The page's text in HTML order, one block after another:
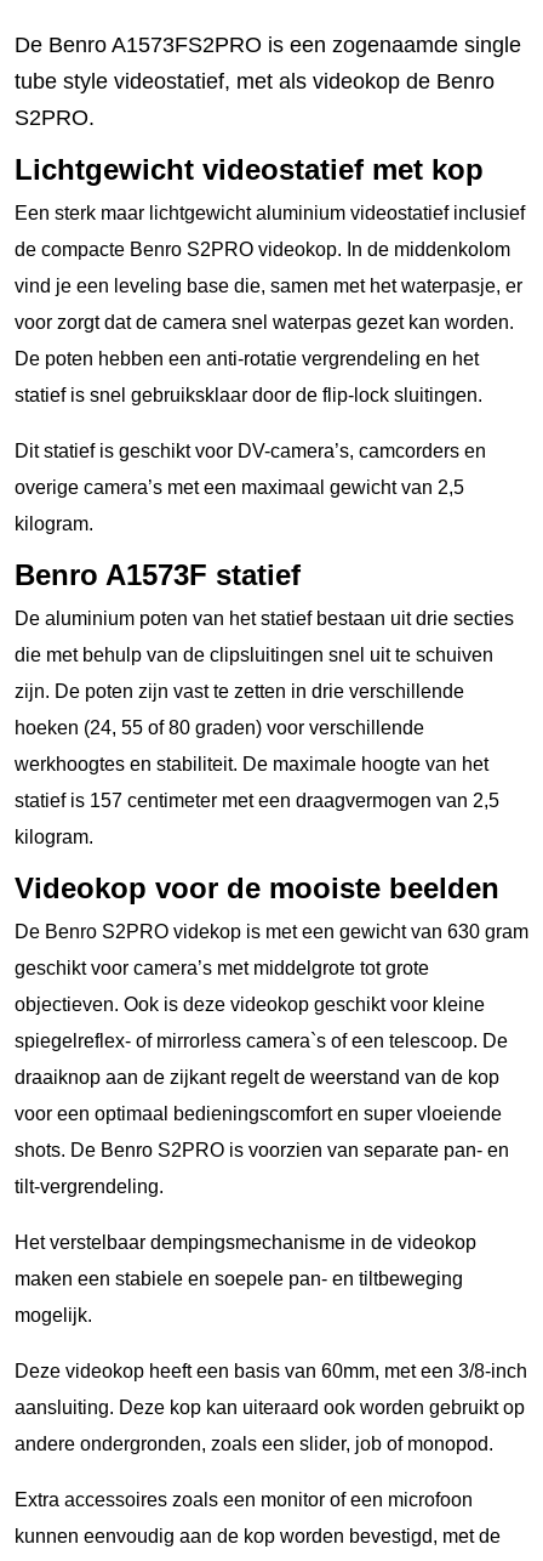
De Benro A1573FS2PRO is een zogenaamde single
tube style videostatief, met als videokop de Benro
S2PRO.
Lichtgewicht videostatief met kop
Een sterk maar lichtgewicht aluminium videostatief inclusief
de compacte Benro S2PRO videokop. In de middenkolom
vind je een leveling base die, samen met het waterpasje, er
voor zorgt dat de camera snel waterpas gezet kan worden.
De poten hebben een anti-rotatie vergrendeling en het
statief is snel gebruiksklaar door de flip-lock sluitingen.
Dit statief is geschikt voor DV-camera’s, camcorders en
overige camera’s met een maximaal gewicht van 2,5
kilogram.
Benro A1573F statief
De aluminium poten van het statief bestaan uit drie secties
die met behulp van de clipsluitingen snel uit te schuiven
zijn. De poten zijn vast te zetten in drie verschillende
hoeken (24, 55 of 80 graden) voor verschillende
werkhoogtes en stabiliteit. De maximale hoogte van het
statief is 157 centimeter met een draagvermogen van 2,5
kilogram.
Videokop voor de mooiste beelden
De Benro S2PRO videkop is met een gewicht van 630 gram
geschikt voor camera’s met middelgrote tot grote
objectieven. Ook is deze videokop geschikt voor kleine
spiegelreflex- of mirrorless camera`s of een telescoop. De
draaiknop aan de zijkant regelt de weerstand van de kop
voor een optimaal bedieningscomfort en super vloeiende
shots. De Benro S2PRO is voorzien van separate pan- en
tilt-vergrendeling.
Het verstelbaar dempingsmechanisme in de videokop
maken een stabiele en soepele pan- en tiltbeweging
mogelijk.
Deze videokop heeft een basis van 60mm, met een 3/8-inch
aansluiting. Deze kop kan uiteraard ook worden gebruikt op
andere ondergronden, zoals een slider, job of monopod.
Extra accessoires zoals een monitor of een microfoon
kunnen eenvoudig aan de kop worden bevestigd, met de